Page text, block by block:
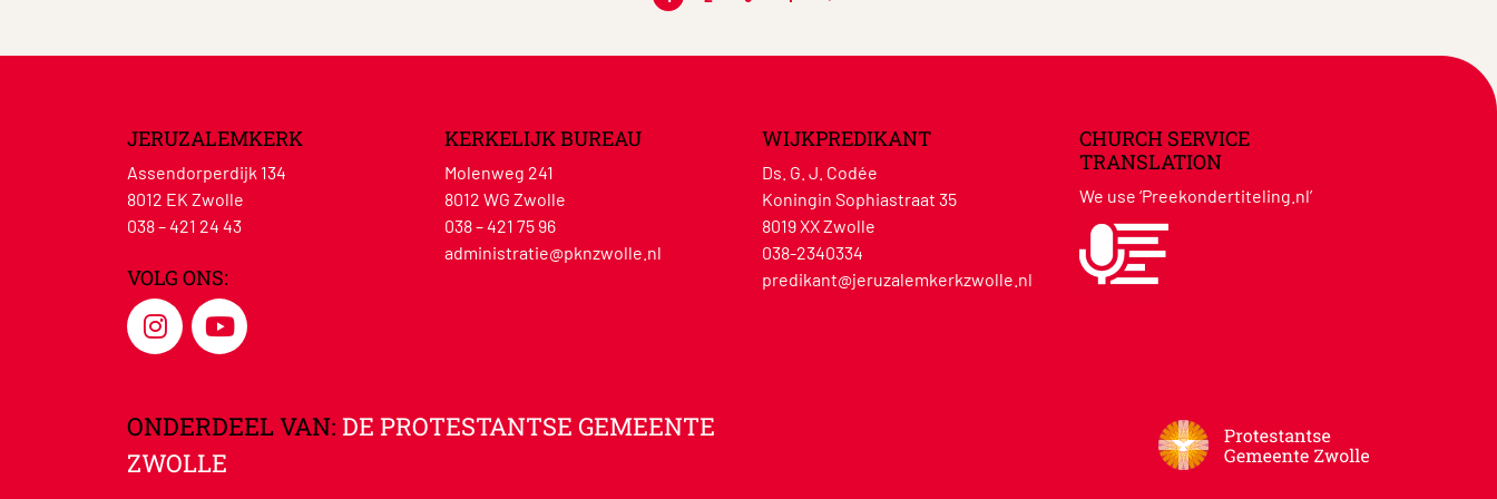
JERUZALEMKERK
Assendorperdijk 134
8012 EK Zwolle
038 – 421 24 43
VOLG ONS:
KERKELIJK BUREAU
Molenweg 241
8012 WG Zwolle
038 – 421 75 96
administratie@pknzwolle.nl
WIJKPREDIKANT
Ds. G. J. Codée
Koningin Sophiastraat 35
8019 XX Zwolle
038-2340334
predikant@jeruzalemkerkzwolle.nl
CHURCH SERVICE
TRANSLATION
We use ‘Preekondertiteling.nl’
ONDERDEEL VAN: DE PROTESTANTSE GEMEENTE
ZWOLLE